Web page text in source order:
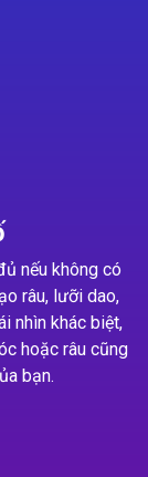
nếu không có
râu, lưỡi dao,
nhìn khác biệt,
hoặc râu cũng
bạn.